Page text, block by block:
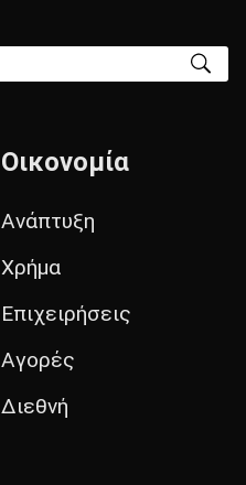
Οικονομία
Ανάπτυξη
Χρήμα
Επιχειρήσεις
Αγορές
Διεθνή